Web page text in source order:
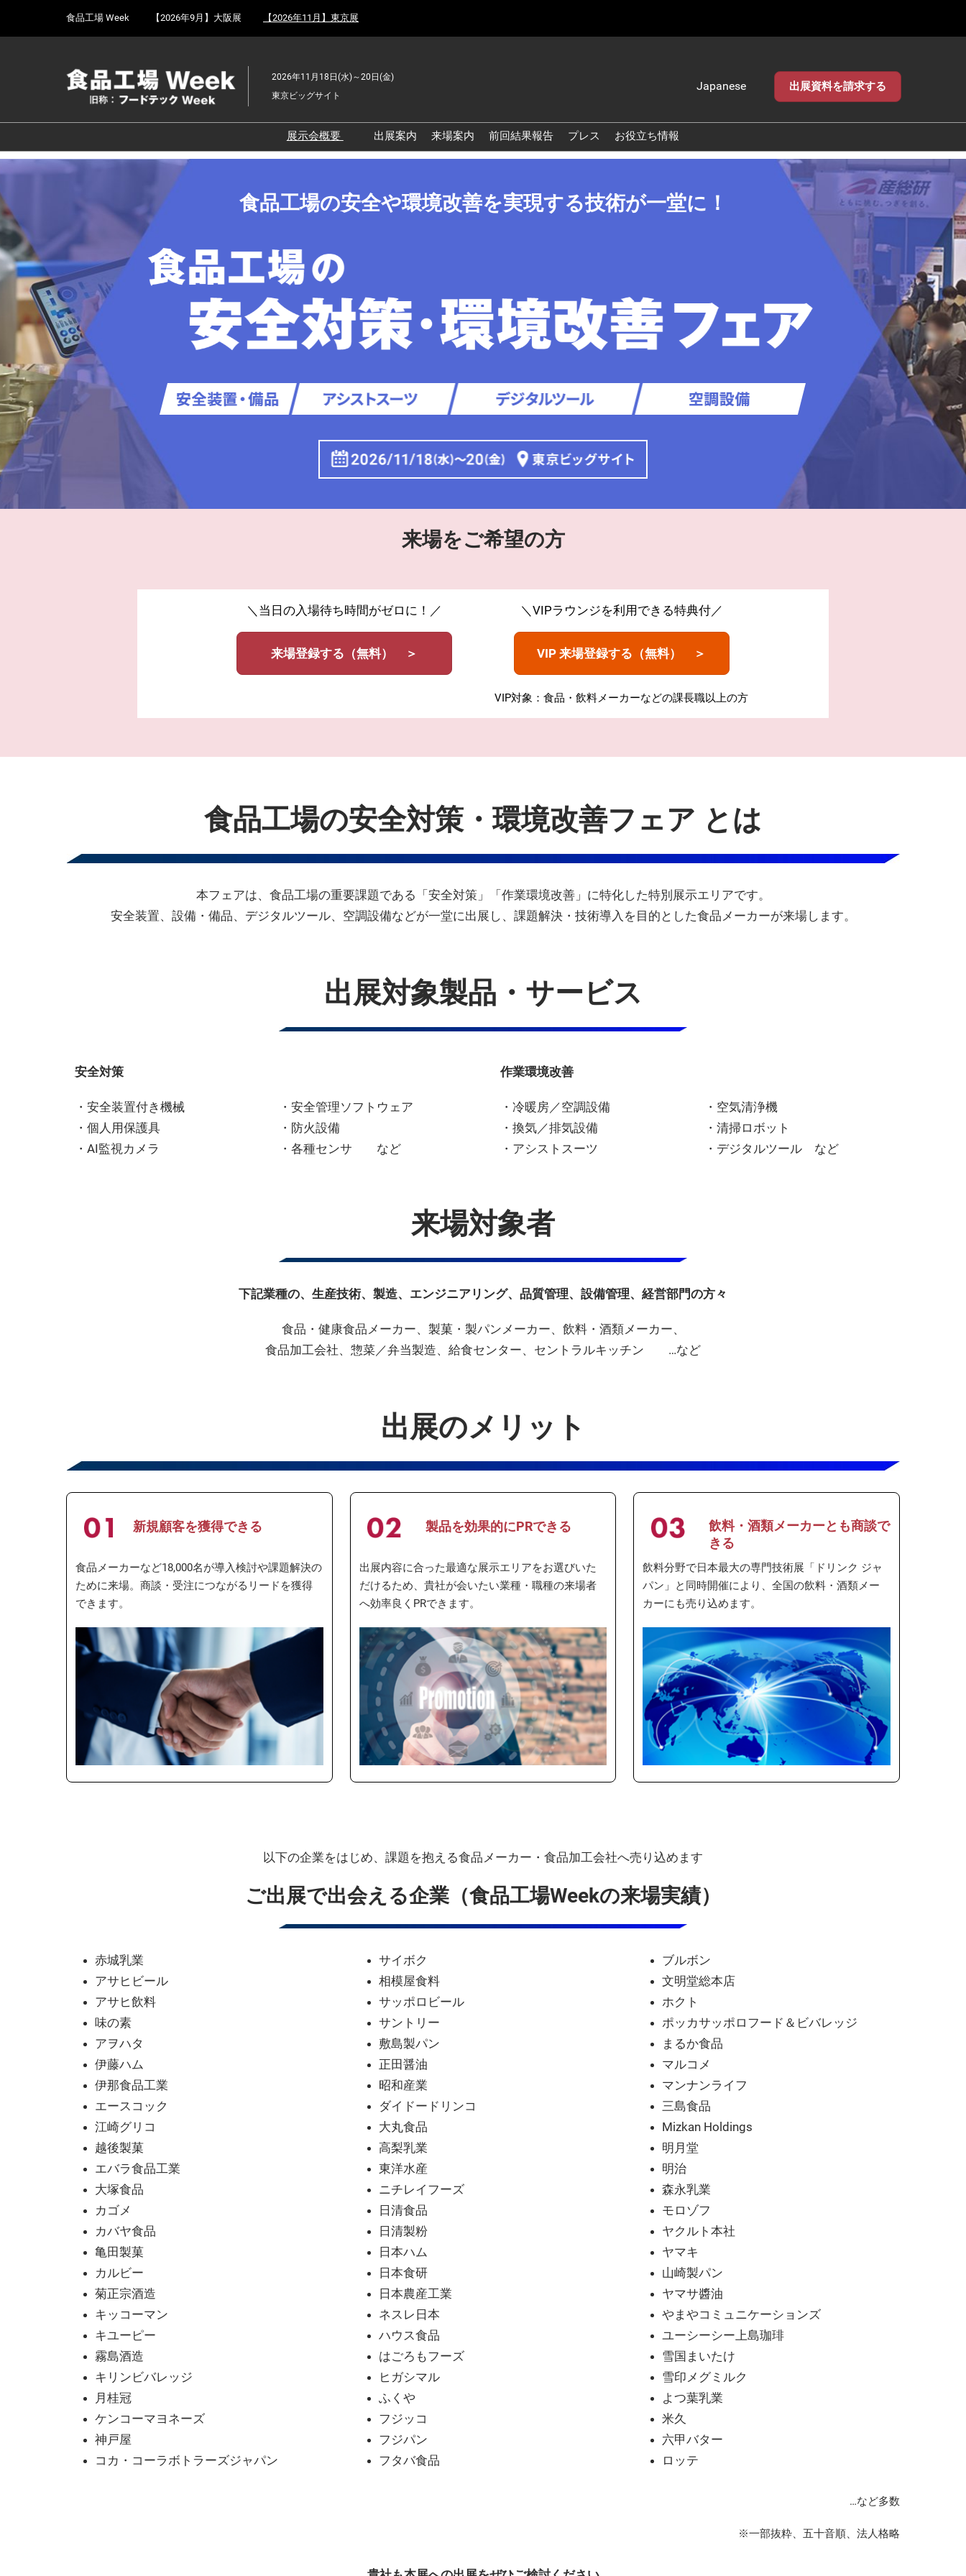
キ
し
to
食品工場 Week 【2026年9月】大阪展 【2026年11月】東京展
2026年11月18日(水)～20日(金)
東京ビッグサイト
Japanese
English
出展資料を請求する
展示会概要
食品工場の自動化・DX展 東
食品安全・衛生イノベーシ
ェア
食品工場の安全対策・環境
改善フェア
【新設】食品の冷凍・冷蔵
技術フェア
出展案内 来場案内 前回結果報告 プレス お役立ち情報
食品工場の安全や環境改善を実現する技術が一堂に！
来場をご希望の方
＼当日の入場待ち時間がゼロに！／
来場登録する（無料） ＞
＼VIPラウンジを利用できる特典付／
VIP 来場登録する（無料） ＞
VIP対象：食品・飲料メーカーなどの課長職以上の方
食品工場の安全対策・環境改善フェア とは
本フェアは、食品工場の重要課題である「安全対策」「作業環境改善」に特化した特別展示エリアです。
安全装置、設備・備品、デジタルツール、空調設備などが一堂に出展し、課題解決・技術導入を目的とした食品メーカーが来場します。
出展対象製品・サービス
安全対策
・安全装置付き機械
・個人用保護具
・AI監視カメラ
・安全管理ソフトウェア
・防火設備
・各種センサ など
作業環境改善
・冷暖房／空調設備
・換気／排気設備
・アシストスーツ
・空気清浄機
・清掃ロボット
・デジタルツール など
来場対象者
下記業種の、生産技術、製造、エンジニアリング、品質管理、設備管理、経営部門の方々
食品・健康食品メーカー、製菓・製パンメーカー、飲料・酒類メーカー、
食品加工会社、惣菜／弁当製造、給食センター、セントラルキッチン …など
出展のメリット
新規顧客を獲得できる
食品メーカーなど18,000名が導入検討や課題解決の
ために来場。商談・受注につながるリードを獲得
できます。
製品を効果的にPRできる
出展内容に合った最適な展示エリアをお選びいた
だけるため、貴社が会いたい業種・職種の来場者
へ効率良くPRできます。
飲料・酒類メーカーとも商談で
きる
飲料分野で日本最大の専門技術展「ドリンク ジャ
パン」と同時開催により、全国の飲料・酒類メー
カーにも売り込めます。
以下の企業をはじめ、課題を抱える食品メーカー・食品加工会社へ売り込めます
ご出展で出会える企業（食品工場Weekの来場実績）
赤城乳業
アサヒビール
アサヒ飲料
味の素
アヲハタ
伊藤ハム
伊那食品工業
エースコック
江崎グリコ
越後製菓
エバラ食品工業
大塚食品
カゴメ
カバヤ食品
亀田製菓
カルビー
菊正宗酒造
キッコーマン
キユーピー
霧島酒造
キリンビバレッジ
月桂冠
ケンコーマヨネーズ
神戸屋
コカ・コーラボトラーズジャパン
サイボク
相模屋食料
サッポロビール
サントリー
敷島製パン
正田醤油
昭和産業
ダイドードリンコ
大丸食品
高梨乳業
東洋水産
ニチレイフーズ
日清食品
日清製粉
日本ハム
日本食研
日本農産工業
ネスレ日本
ハウス食品
はごろもフーズ
ヒガシマル
ふくや
フジッコ
フジパン
フタバ食品
ブルボン
文明堂総本店
ホクト
ポッカサッポロフード＆ビバレッジ
まるか食品
マルコメ
マンナンライフ
三島食品
Mizkan Holdings
明月堂
明治
森永乳業
モロゾフ
ヤクルト本社
ヤマキ
山崎製パン
ヤマサ醬油
やまやコミュニケーションズ
ユーシーシー上島珈琲
雪国まいたけ
雪印メグミルク
よつ葉乳業
米久
六甲バター
ロッテ
…など多数
※一部抜粋、五十音順、法人格略